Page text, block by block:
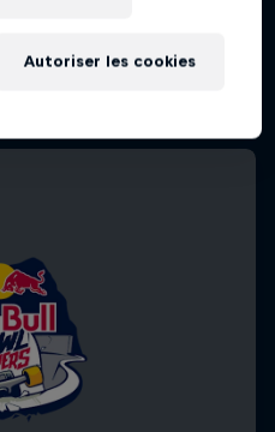
Autoriser les cookies